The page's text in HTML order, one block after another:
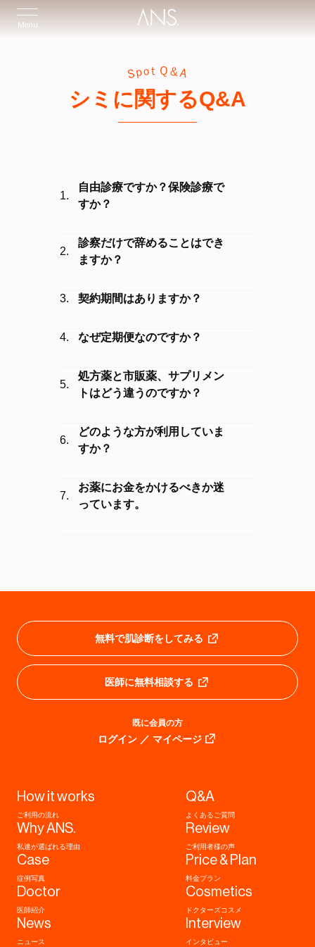
Menu
シミに関するQ&A
自由診療ですか？保険診療で
すか？
診察だけで辞めることはでき
ますか？
契約期間はありますか？
なぜ定期便なのですか？
処方薬と市販薬、サプリメン
トはどう違うのですか？
どのような方が利用していま
すか？
お薬にお金をかけるべきか迷
っています。
無料で肌診断をしてみる
医師に無料相談する
既に会員の方
ログイン ／ マイページ
How it works
ご利用の流れ
Q&A
よくあるご質問
Why ANS.
私達が選ばれる理由
Review
ご利用者様の声
Case
症例写真
Price & Plan
料金プラン
Doctor
医師紹介
Cosmetics
ドクターズコスメ
News
ニュース
Interview
インタビュー